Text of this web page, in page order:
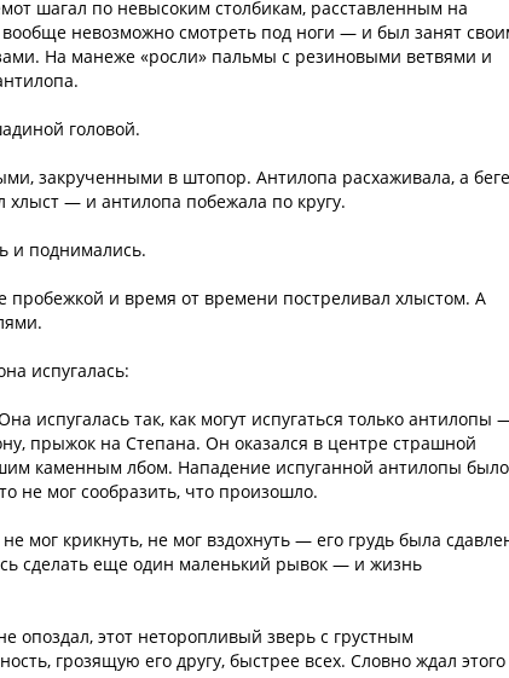
шагал по невысоким столбикам, расставленным на
невозможно смотреть под ноги — и был занят
На манеже «росли» пальмы с резиновыми ветвями и
головой.
закрученными в штопор. Антилопа расхаживала, а
— и антилопа побежала по кругу.
и поднимались.
пробежкой и время от времени постреливал хлыстом. А
испугалась:
испугалась так, как могут испугаться только антилопы
прыжок на Степана. Он оказался в центре страшной
каменным лбом. Нападение испуганной антилопы было
не мог сообразить, что произошло.
мог крикнуть, не мог вздохнуть — его грудь была
сделать еще один маленький рывок — и жизнь
опоздал, этот неторопливый зверь с грустным
грозящую его другу, быстрее всех. Словно ждал этого